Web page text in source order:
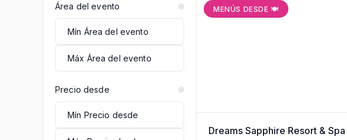
Área del evento
Precio desde
MENÚS DESDE 🍽️
Dreams Sapphire Resort & Spa